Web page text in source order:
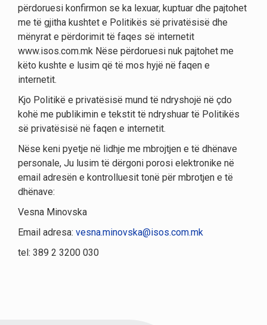
përdoruesi konfirmon se ka lexuar, kuptuar dhe pajtohet
me të gjitha kushtet e Politikës së privatësisë dhe
mënyrat e përdorimit të faqes së internetit
www.isos.com.mk Nëse përdoruesi nuk pajtohet me
këto kushte e lusim që të mos hyjë në faqen e
internetit.
Kjo Politikë e privatësisë mund të ndryshojë në çdo
kohë me publikimin e tekstit të ndryshuar të Politikës
së privatësisë në faqen e internetit.
Nëse keni pyetje në lidhje me mbrojtjen e të dhënave
personale, Ju lusim të dërgoni porosi elektronike në
email adresën e kontrolluesit tonë për mbrotjen e të
dhënave:
Vesna Minovska
Email adresa: vesna.minovska@isos.com.mk
tel: 389 2 3200 030